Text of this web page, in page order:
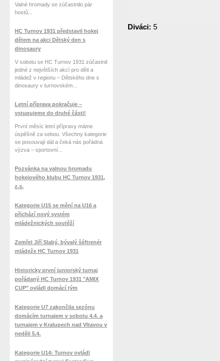
Diváci: 5
Valné hromady se zúčastnilo pár
hostů...
HC Turnov 1931 představil hokej
dětem na akci Dětský den s
dinosaury
V sobotu se HC Turnov 1931 zúčastnil
jedné z největších akcí pro děti a
mládež v regionu – Dětského dne s
dinosaury v turnovském...
Letní příprava pokračuje –
vstupujeme do druhé části!
První měsíc letní přípravy máme
úspěšně za sebou. Všechny kategorie
se posouvají dál a čeká nás pořádná
výzva – sportovní...
Pozvánka na valnou hromadu
hokejového klubu HC Turnov 1931,
z.s.
Kategorie U15 se mění na U16 a
přichází nový systém
mládežnických soutěží
Zemřel Jiří Slabý, bývalý šéftrenér
mládeže HC Turnov 1931
Historicky první juniorský turnaj
pořádaný HC Turnov 1931 "AMIX
CUP" ovládl domácí tým
Kategorie U7 zakončila sezónu
domácím turnajem v sobotu 4.4. a
turnajem v Kralupech nad Vltavou v
neděli 5.4.
Kategorie U14: Turnov ovládl